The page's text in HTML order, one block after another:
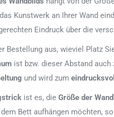
Kunstwerk an Ihrer Wand
Eindruck über die
Bestellung aus, wieviel Platz
ist bzw. dieser Abstand auch
und wird zum
ist es, die Größe der
Bett aufhängen möchten,